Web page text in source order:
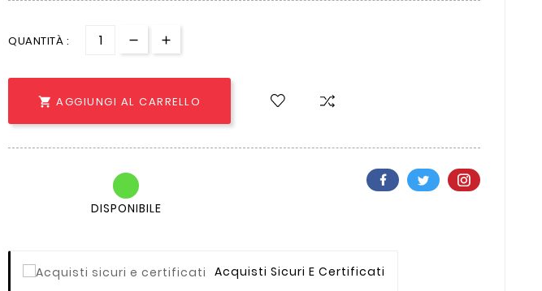
QUANTITÀ :
 AGGIUNGI AL CARRELLO
DISPONIBILE
Acquisti Sicuri E Certificati